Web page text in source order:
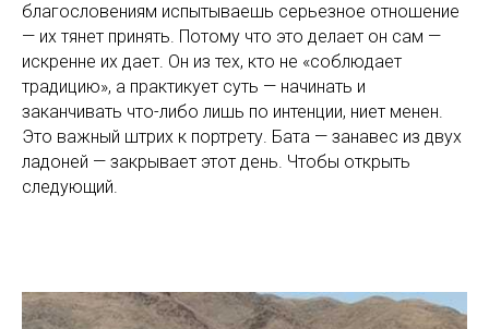
благословениям испытываешь серьезное отношение
— их тянет принять. Потому что это делает он сам —
искренне их дает. Он из тех, кто не «соблюдает
традицию», а практикует суть — начинать и
заканчивать что-либо лишь по интенции, ниет менен.
Это важный штрих к портрету. Бата — занавес из двух
ладоней — закрывает этот день. Чтобы открыть
следующий.